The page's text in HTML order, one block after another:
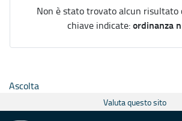
Non è stato trovato alcun risultato
chiave indicate:ordinanza
Ascolta
Valuta questo sito